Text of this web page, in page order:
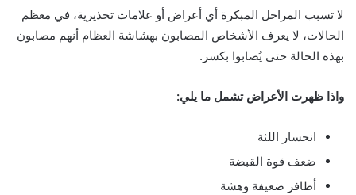
لا تسبب المراحل المبكرة أي أعراض أو علامات تحذيرية، في معظم
الحالات، لا يعرف الأشخاص المصابون بهشاشة العظام أنهم مصابون
بهذه الحالة حتى يُصابوا بكسر.
واذا ظهرت الأعراض تشمل ما يلي:
انحسار اللثة
ضعف قوة القبضة
أظافر ضعيفة وهشة